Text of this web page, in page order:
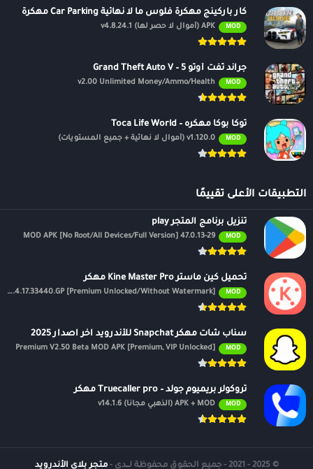
كار باركينج مهكرة فلوس ما لا نهائية Car Parking مهكرة
MOD APK (أموال لا حصر لها) v4.8.24.1
جراند ثفت أوتو 5 – Grand Theft Auto V
MOD
v2.00 Unlimited Money/Ammo/Health
توكا بوكا مهكره – Toca Life World
MOD v1.120.0 (أموال لا نهائية + جميع المستويات)
التطبيقات الأعلى تقييمًا
تنزيل برنامج المتجر play
MOD
47.0.13-29 MOD APK [No Root/All Devices/Full Version]
تحميل كين ماستر Kine Master Pro مهكر
MOD
APK v7.4.17.33440.GP [Premium Unlocked/Without Watermark]
سناب شات مهكر Snapchat للأندرويد اخر اصدار 2025
MOD
Premium V2.50 Beta MOD APK [Premium, VIP Unlocked]
تروكولر بريميوم جولد – Truecaller pro مهكر
MOD APK + MOD (الذهبي مجانًا) v14.1.6
© 2025 - 2021 - جميع الحقوق محفوظة لــدى - متجر بلاي الأندرويد